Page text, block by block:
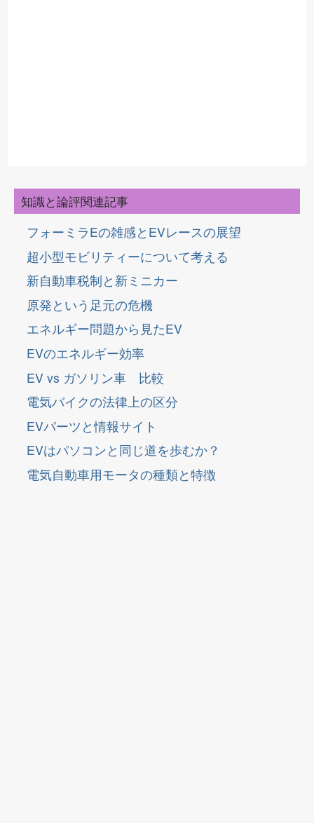
知識と論評関連記事
フォーミラEの雑感とEVレースの展望
超小型モビリティーについて考える
新自動車税制と新ミニカー
原発という足元の危機
エネルギー問題から見たEV
EVのエネルギー効率
EV vs ガソリン車 比較
電気バイクの法律上の区分
EVパーツと情報サイト
EVはパソコンと同じ道を歩むか？
電気自動車用モータの種類と特徴